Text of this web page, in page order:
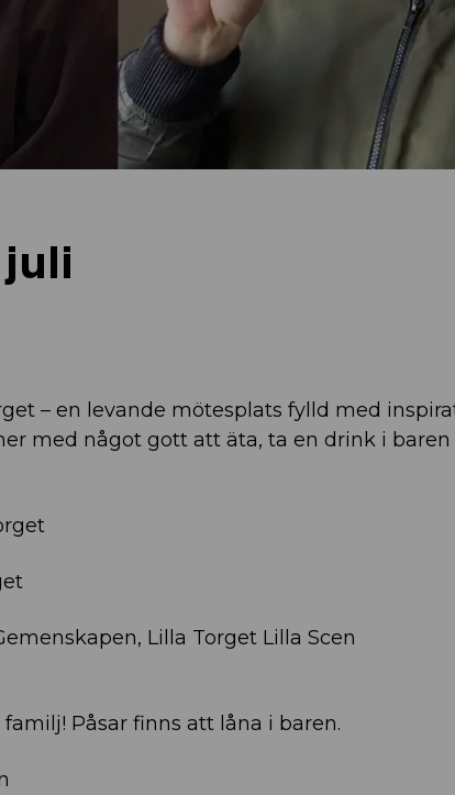
– en levande mötesplats fylld med
med något gott att äta, ta en drink i
Lilla Torget Lilla Scen
Påsar finns att låna i baren.